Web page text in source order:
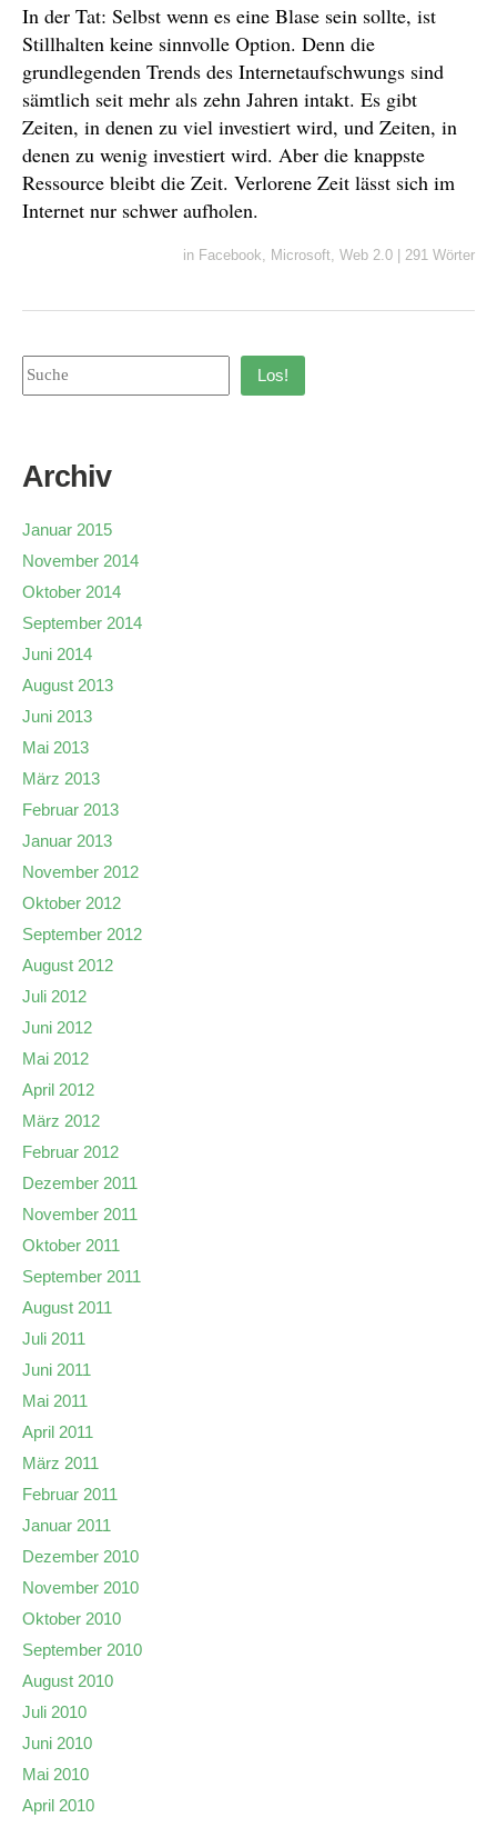
In der Tat: Selbst wenn es eine Blase sein sollte, ist
Stillhalten keine sinnvolle Option. Denn die
grundlegenden Trends des Internetaufschwungs sind
sämtlich seit mehr als zehn Jahren intakt. Es gibt
Zeiten, in denen zu viel investiert wird, und Zeiten, in
denen zu wenig investiert wird. Aber die knappste
Ressource bleibt die Zeit. Verlorene Zeit lässt sich im
Internet nur schwer aufholen.
in Facebook Microsoft Web 2.0 291 Wörter
Los!
Archiv
Januar 2015
November 2014
Oktober 2014
September 2014
Juni 2014
August 2013
Juni 2013
Mai 2013
März 2013
Februar 2013
Januar 2013
November 2012
Oktober 2012
September 2012
August 2012
Juli 2012
Juni 2012
Mai 2012
April 2012
März 2012
Februar 2012
Dezember 2011
November 2011
Oktober 2011
September 2011
August 2011
Juli 2011
Juni 2011
Mai 2011
April 2011
März 2011
Februar 2011
Januar 2011
Dezember 2010
November 2010
Oktober 2010
September 2010
August 2010
Juli 2010
Juni 2010
Mai 2010
April 2010